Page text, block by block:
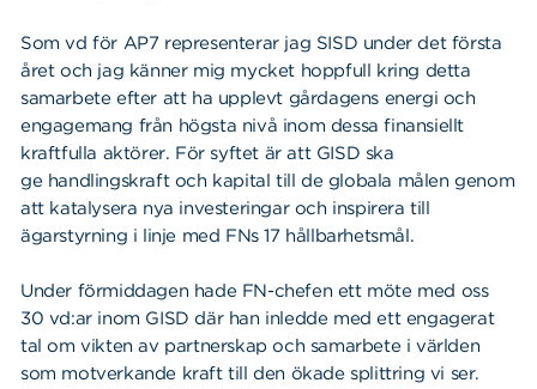
Som vd för AP7 representerar jag SISD under det första
året och jag känner mig mycket hoppfull kring detta
samarbete efter att ha upplevt gårdagens energi och
engagemang från högsta nivå inom dessa finansiellt
kraftfulla aktörer. För syftet är att GISD ska
ge handlingskraft och kapital till de globala målen genom
att katalysera nya investeringar och inspirera till
ägarstyrning i linje med FNs 17 hållbarhetsmål.
Under förmiddagen hade FN-chefen ett möte med oss
30 vd:ar inom GISD där han inledde med ett engagerat
tal om vikten av partnerskap och samarbete i världen
som motverkande kraft till den ökade splittring vi ser.